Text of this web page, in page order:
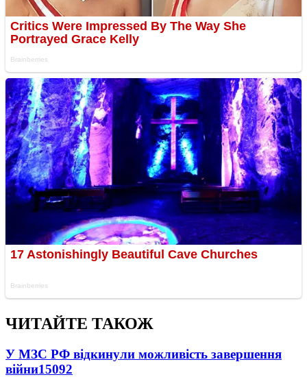
ЧИТАЙТЕ ТАКОЖ
У МЗС РФ відкинули можливість завершення
війни15092